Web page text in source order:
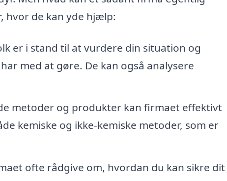
hvor de kan yde hjælp:
er i stand til at vurdere din situation og
med at gøre. De kan også analysere
metoder og produkter kan firmaet effektivt
kemiske og ikke-kemiske metoder, som er
ofte rådgive om, hvordan du kan sikre dit